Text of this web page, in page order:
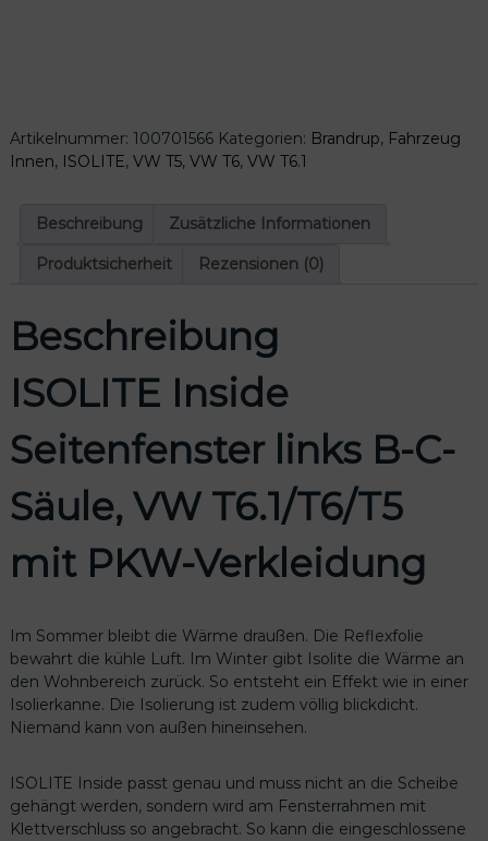
n
s
e
n
n
s
t
e
k
s
B
-
C
ä
u
Artikelnummer: 100701566 Kategorien: Brandrup, Fahrzeug
Innen, ISOLITE, VW T5, VW T6, VW T6.1
Beschreibung Zusätzliche Informationen
Produktsicherheit Rezensionen (0)
Beschreibung
ISOLITE Inside
Seitenfenster links B-C-
Säule, VW T6.1/T6/T5
mit PKW-Verkleidung
Im Sommer bleibt die Wärme draußen. Die Reflexfolie
bewahrt die kühle Luft. Im Winter gibt Isolite die Wärme an
den Wohnbereich zurück. So entsteht ein Effekt wie in einer
Isolierkanne. Die Isolierung ist zudem völlig blickdicht.
Niemand kann von außen hineinsehen.
ISOLITE Inside passt genau und muss nicht an die Scheibe
gehängt werden, sondern wird am Fensterrahmen mit
Klettverschluss so angebracht. So kann die eingeschlossene